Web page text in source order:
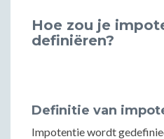
Hoe zou je
definiëren?
Definitie van
Impotentie wordt